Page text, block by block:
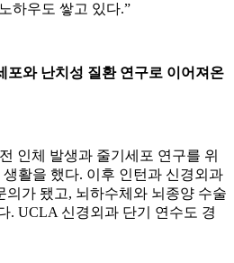
하우도 쌓고 있다.”
포와 난치성 질환 연구로 이어져온
인체 발생과 줄기세포 연구를 위
활을 했다. 이후 인턴과 신경외과
의가 됐고, 뇌하수체와 뇌종양 수술
. UCLA 신경외과 단기 연수도 경